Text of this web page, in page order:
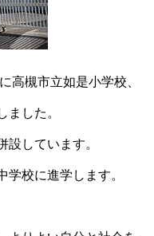
高槻市立如是小学校、
ました。
設しています。
校に進学します。